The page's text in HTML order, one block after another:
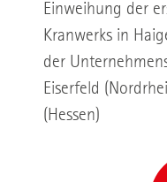
Einweihung der
Kranwerks in
der
Eiserfeld
(Hessen)